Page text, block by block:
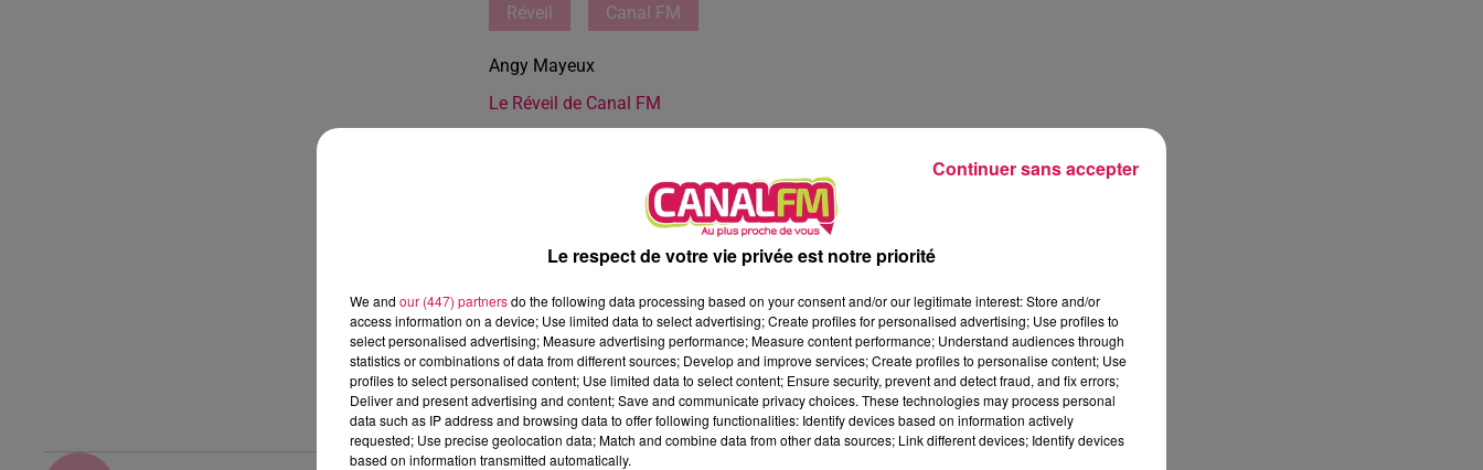
Réveil Canal FM
Angy Mayeux
Le Réveil de Canal FM
Le respect de votre vie privée est notre priorité
We and our (447) partnersdo the following data processing based on your consent and/or our legitimate interest: Store and/or
access information on a device; Use limited data to select advertising; Create profiles for personalised advertising; Use profiles to
select personalised advertising; Measure advertising performance; Measure content performance; Understand audiences through
statistics or combinations of data from different sources; Develop and improve services; Create profiles to personalise content; Use
profiles to select personalised content; Use limited data to select content; Ensure security, prevent and detect fraud, and fix errors;
Deliver and present advertising and content; Save and communicate privacy choices. These technologies may process personal
data such as IP address and browsing data to offer following functionalities: Identify devices based on information actively
requested; Use precise geolocation data; Match and combine data from other data sources; Link different devices; Identify devices
based on information transmitted automatically.
Continuer sans accepter